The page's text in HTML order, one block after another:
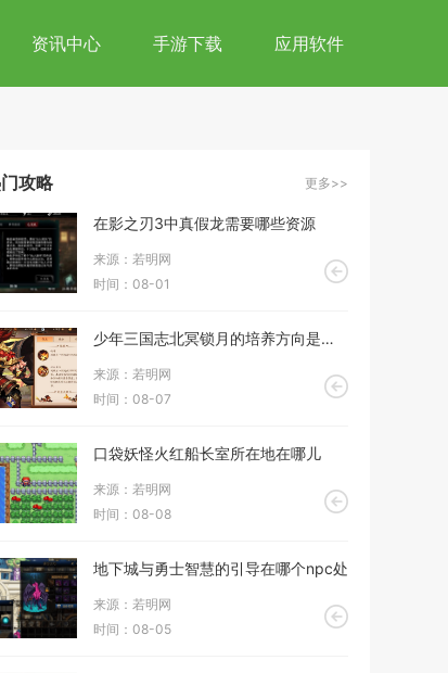
资讯中心 手游下载 应用软件
攻略 更多>>
在影之刃3中真假龙需要哪些资源
来源：若明网
时间：08-01
少年三国志北冥锁月的培养方向是什么
来源：若明网
时间：08-07
口袋妖怪火红船长室所在地在哪儿
来源：若明网
时间：08-08
地下城与勇士智慧的引导在哪个npc处
来源：若明网
时间：08-05